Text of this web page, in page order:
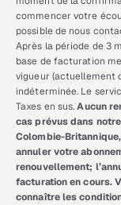
commencer votre
possible de nous
Après la période de 3
base de facturation
vigueur (actuellement
indéterminée. Le
Taxes en sus.Aucun
cas prévus dans
Colombie-
annuler votre
renouvellement;
facturation en cours.
connaître les